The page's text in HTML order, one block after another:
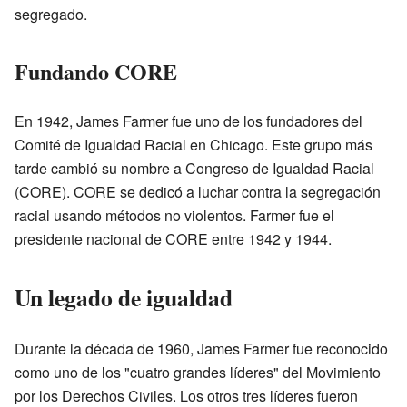
segregado.
Fundando CORE
En 1942, James Farmer fue uno de los fundadores del
Comité de Igualdad Racial en Chicago. Este grupo más
tarde cambió su nombre a Congreso de Igualdad Racial
(CORE). CORE se dedicó a luchar contra la segregación
racial usando métodos no violentos. Farmer fue el
presidente nacional de CORE entre 1942 y 1944.
Un legado de igualdad
Durante la década de 1960, James Farmer fue reconocido
como uno de los "cuatro grandes líderes" del Movimiento
por los Derechos Civiles. Los otros tres líderes fueron